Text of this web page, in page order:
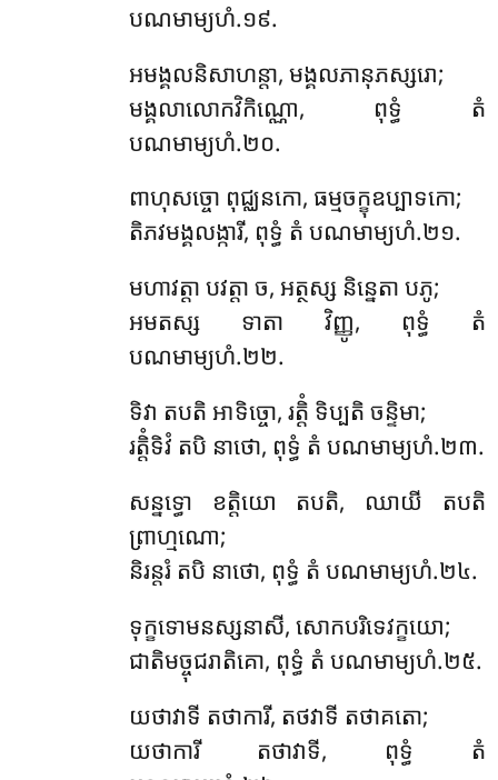
បណមាម្យហំ.១៩.
អមង្គលនិសាហន្តា, មង្គលភានុភស្សរោ;
មង្គលាលោកវិកិណ្ណោ, ពុទ្ធំ តំ
បណមាម្យហំ.២០.
ពាហុសច្ចោ ពុជ្ឈនកោ, ធម្មចក្ខុឧប្បាទកោ;
តិភវមង្គលង្ការី, ពុទ្ធំ តំ បណមាម្យហំ.២១.
មហាវត្តា បវត្តា ច, អត្ថស្ស និន្នេតា បភូ;
អមតស្ស ទាតា វិញ្ញូ, ពុទ្ធំ តំ
បណមាម្យហំ.២២.
ទិវា តបតិ អាទិច្ចោ, រត្តិំ ទិប្បតិ ចន្ទិមា;
រត្តិំទិវំ តបិ នាថោ, ពុទ្ធំ តំ បណមាម្យហំ.២៣.
សន្នទ្ធោ ខត្តិយោ តបតិ, ឈាយី តបតិ
ព្រាហ្មណោ;
និរន្តរំ តបិ នាថោ, ពុទ្ធំ តំ បណមាម្យហំ.២៤.
ទុក្ខទោមនស្សនាសី, សោកបរិទេវក្ខយោ;
ជាតិមច្ចុជរាតិគោ, ពុទ្ធំ តំ បណមាម្យហំ.២៥.
យថាវាទី តថាការី, តថវាទី តថាគតោ;
យថាការី តថាវាទី, ពុទ្ធំ តំ